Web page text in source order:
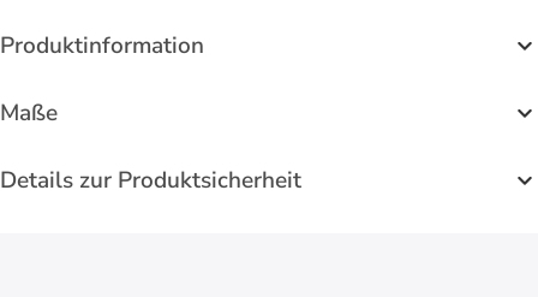
Produktinformation
Maße
Details zur Produktsicherheit